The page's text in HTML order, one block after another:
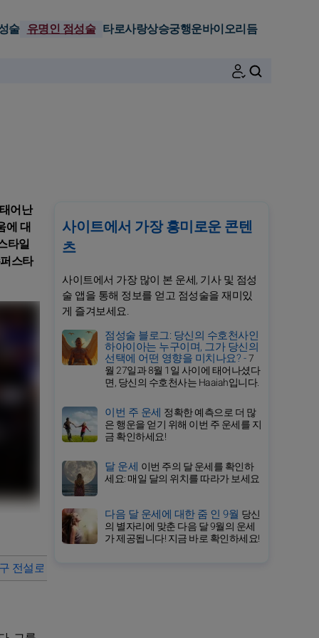
술 유명인 점성술 타로사랑상승궁행운바이오리듬
어난
에 대
타일
스타
전설로 만드는 요소는 무엇인가?
사이트에서 가장 흥미로운 콘텐
츠
사이트에서 가장 많이 본 운세, 기사 및 점성
술 앱을 통해 정보를 얻고 점성술을 재미있
게 즐겨보세요.
점성술 블로그: 당신의 수호천사인
하아이아는 누구이며, 그가 당신의
선택에 어떤 영향을 미치나요? -7
월 27일과 8월 1일 사이에 태어나셨다
면, 당신의 수호천사는 Haaiah입니다.
이번 주 운세 정확한 예측으로 더 많
은 행운을 얻기 위해 이번 주 운세를 지
금 확인하세요!
달 운세 이번 주의 달 운세를 확인하
세요: 매일 달의 위치를 따라가 보세요
다음 달 운세에 대한 줌 인 9월 당신
의 별자리에 맞춘 다음 달 9월의 운세
가 제공됩니다! 지금 바로 확인하세요!